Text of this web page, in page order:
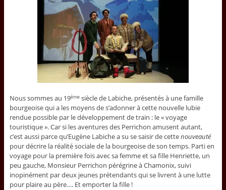
Nous sommes au 19èmesiècle de Labiche, présentés à une famille
bourgeoise qui a les moyens de s’adonner à cette nouvelle lubie
rendue possible par le développement de train : le « voyage
touristique ». Car si les aventures des Perrichon amusent autant,
c’est aussi parce qu’Eugène Labiche a su se saisir de cettenouveauté
pour décrire la réalité sociale de la bourgeoise de son temps. Parti en
voyage pour la première fois avec sa femme et sa fille Henriette, un
peu gauche, Monsieur Perrichon pérégrine à Chamonix, suivi
inopinément par deux jeunes prétendants qui se livrent à une lutte
pour plaire au père…. Et emporter la fille !